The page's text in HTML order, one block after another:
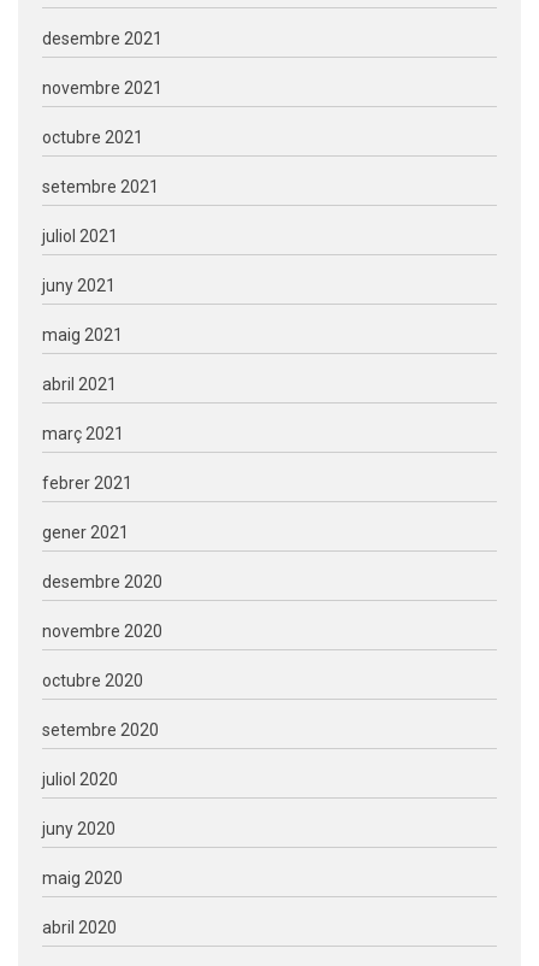
desembre 2021
novembre 2021
octubre 2021
setembre 2021
juliol 2021
juny 2021
maig 2021
abril 2021
març 2021
febrer 2021
gener 2021
desembre 2020
novembre 2020
octubre 2020
setembre 2020
juliol 2020
juny 2020
maig 2020
abril 2020